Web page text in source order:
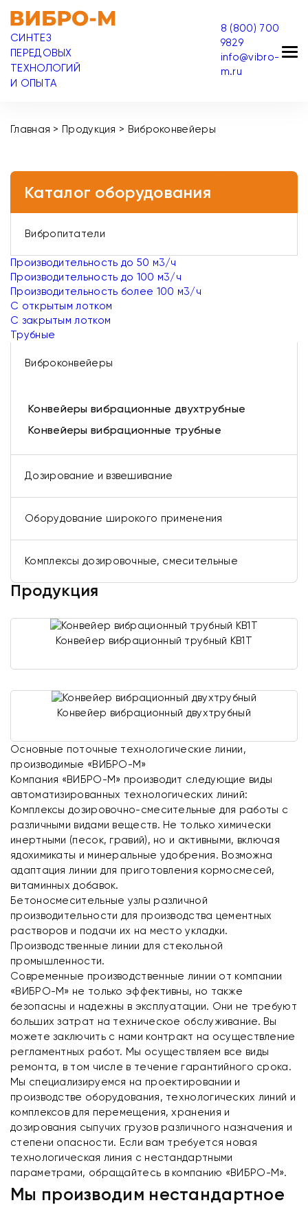
СИНТЕЗ
ПЕРЕДОВЫХ
ТЕХНОЛОГИЙ
И ОПЫТА
8 (800) 700
9829
info@vibro-
m.ru
Главная > Продукция > Виброконвейеры
Каталог оборудования
Вибропитатели
Производительность до 50 м3/ч
Производительность до 100 м3/ч
Производительность более 100 м3/ч
С открытым лотком
С закрытым лотком
Трубные
Виброконвейеры
Конвейеры вибрационные двухтрубные
Конвейеры вибрационные трубные
Дозирование и взвешивание
Оборудование широкого применения
Комплексы дозировочные, смесительные
Продукция
Конвейер вибрационный трубный КВ1Т
Конвейер вибрационный двухтрубный
Основные поточные технологические линии,
производимые «ВИБРО-М»
Компания «ВИБРО-М» производит следующие виды
автоматизированных технологических линий:
Комплексы дозировочно-смесительные для работы с
различными видами веществ. Не только химически
инертными (песок, гравий), но и активными, включая
ядохимикаты и минеральные удобрения. Возможна
адаптация линии для приготовления кормосмесей,
витаминных добавок.
Бетоносмесительные узлы различной
производительности для производства цементных
растворов и подачи их на место укладки.
Производственные линии для стекольной
промышленности.
Современные производственные линии от компании
«ВИБРО-М» не только эффективны, но также
безопасны и надежны в эксплуатации. Они не требуют
больших затрат на техническое обслуживание. Вы
можете заключить с нами контракт на осуществление
регламентных работ. Мы осуществляем все виды
ремонта, в том числе в течение гарантийного срока.
Мы специализируемся на проектировании и
производстве оборудования, технологических линий и
комплексов для перемещения, хранения и
дозирования сыпучих грузов различного назначения и
степени опасности. Если вам требуется новая
технологическая линия с нестандартными
параметрами, обращайтесь в компанию «ВИБРО-М».
Мы производим нестандартное